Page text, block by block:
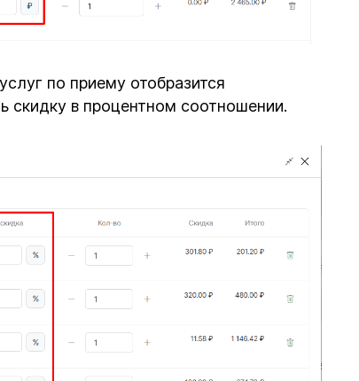
по приему отобразится
скидку в процентном соотношении.